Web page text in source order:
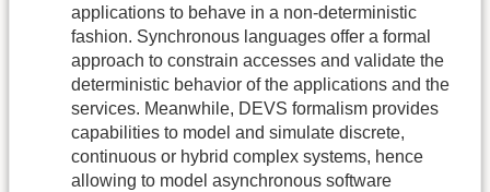
applications to behave in a non-deterministic
fashion. Synchronous languages offer a formal
approach to constrain accesses and validate the
deterministic behavior of the applications and the
services. Meanwhile, DEVS formalism provides
capabilities to model and simulate discrete,
continuous or hybrid complex systems, hence
allowing to model asynchronous software